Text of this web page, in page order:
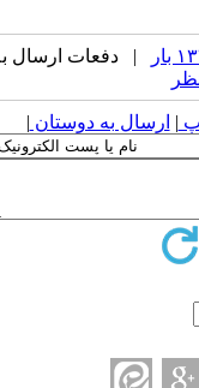
| دفعات ارسال
| ارسال به دوستان